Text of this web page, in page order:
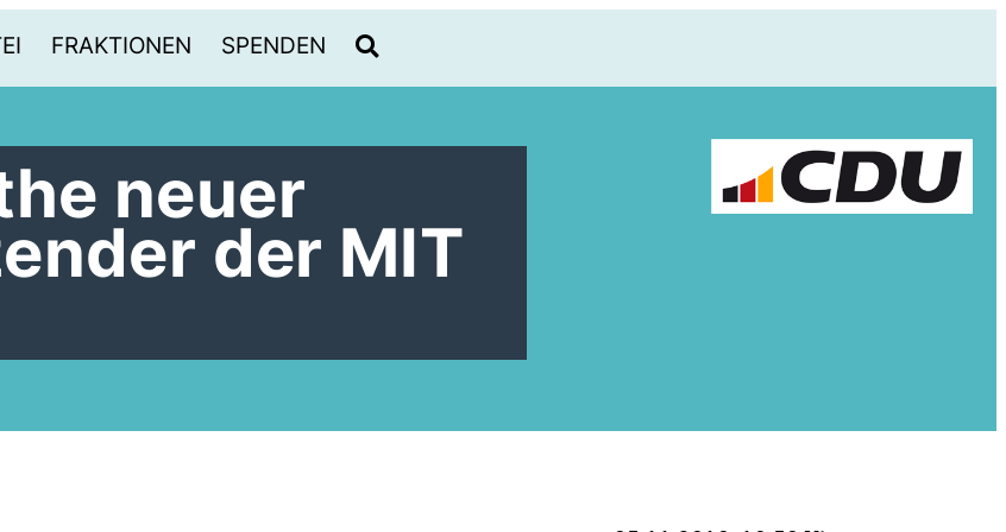
FRAKTIONEN SPENDEN
neuer
der MIT